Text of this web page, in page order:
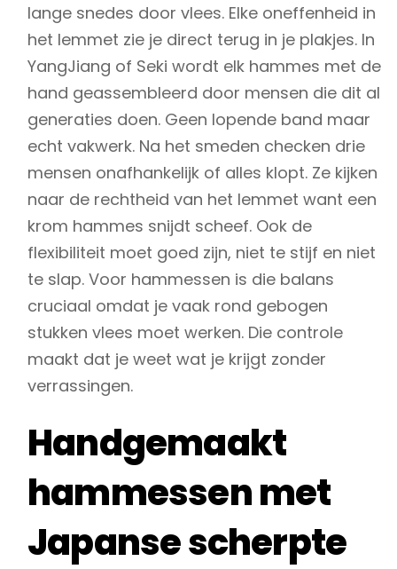
lange snedes door vlees. Elke oneffenheid in
het lemmet zie je direct terug in je plakjes. In
YangJiang of Seki wordt elk hammes met de
hand geassembleerd door mensen die dit al
generaties doen. Geen lopende band maar
echt vakwerk. Na het smeden checken drie
mensen onafhankelijk of alles klopt. Ze kijken
naar de rechtheid van het lemmet want een
krom hammes snijdt scheef. Ook de
flexibiliteit moet goed zijn, niet te stijf en niet
te slap. Voor hammessen is die balans
cruciaal omdat je vaak rond gebogen
stukken vlees moet werken. Die controle
maakt dat je weet wat je krijgt zonder
verrassingen.
Handgemaakt
hammessen met
Japanse scherpte